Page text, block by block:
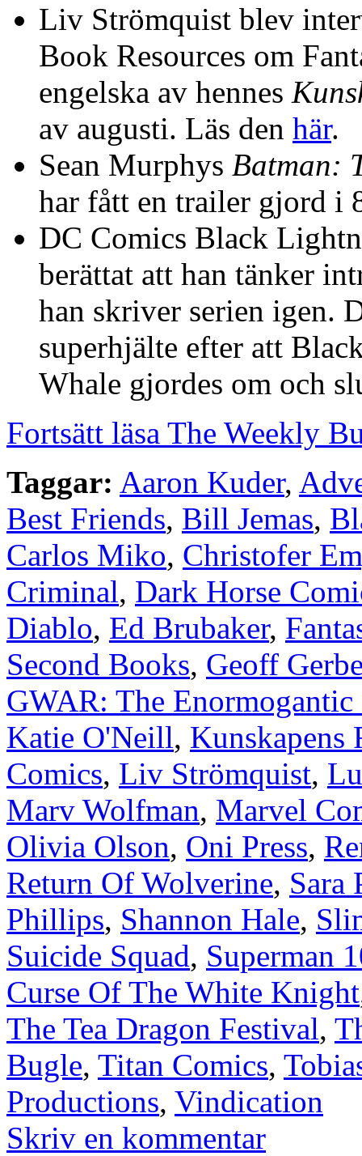
Liv Strömquist blev
Book Resources om
engelska av hennes
av augusti. Läs den här.
Sean Murphys Batman:
har fått en trailer gjord i
DC Comics Black
berättat att han tänker
han skriver serien igen.
superhjälte efter att
Whale gjordes om och
Fortsätt läsa The Weekly
Taggar: Aaron Kuder,
Best Friends, Bill Jemas,
Carlos Miko, Christofer
Criminal, Dark Horse
Diablo, Ed Brubaker,
Second Books, Geoff
GWAR: The
Katie O'Neill, Kunskapens
Comics, Liv Strömquist,
Marv Wolfman, Marvel
Olivia Olson, Oni Press,
Return Of Wolverine, Sara
Phillips, Shannon Hale,
Suicide Squad, Superman
Curse Of The White Knight
The Tea Dragon Festival,
Bugle, Titan Comics,
Productions, Vindication
Skriv en kommentar